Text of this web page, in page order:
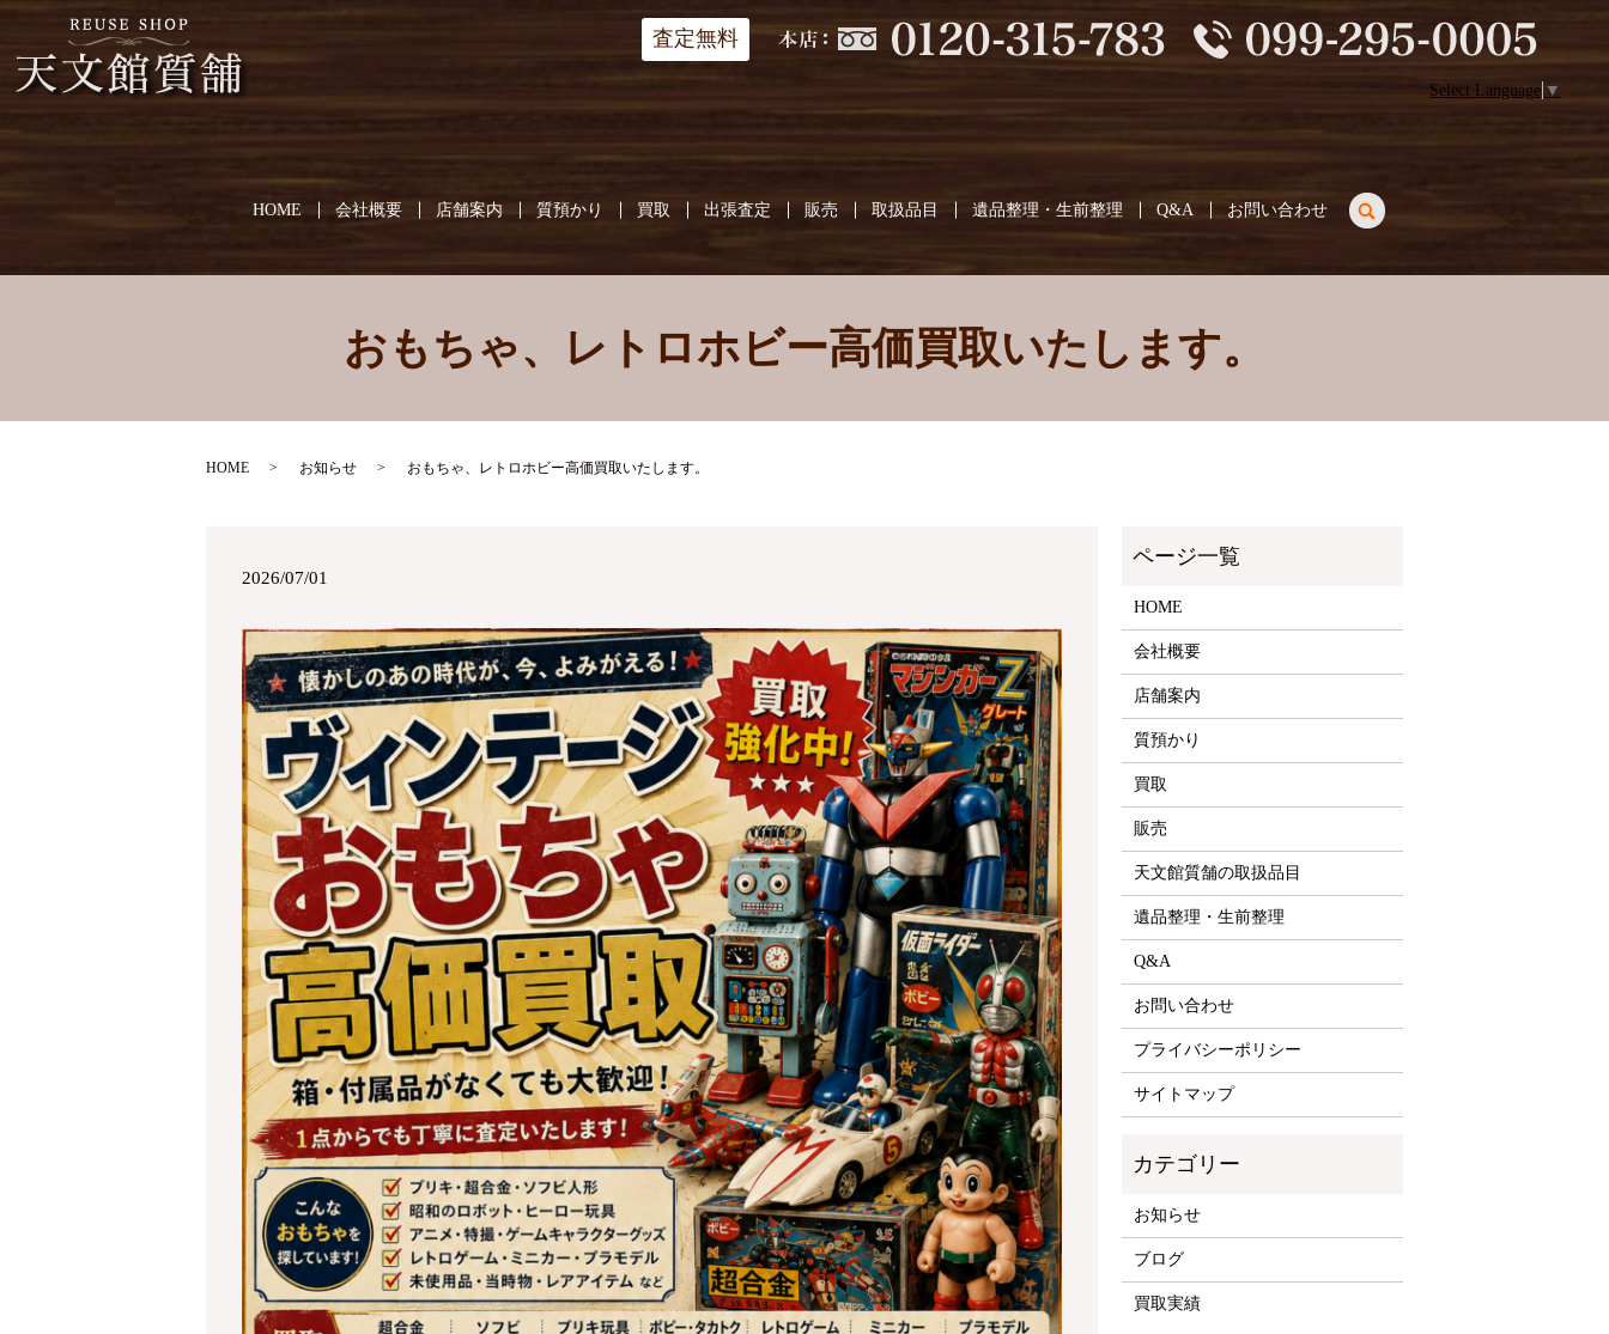
HOME 会社概要 店舗案内 質預かり 買取 出張査定 販売 取扱品目 遺品整理・生前整理 Q&A お問い合わせ search
査定無料
Select Language ▼
おもちゃ、レトロホビー高価買取いたします。
HOME お知らせ おもちゃ、レトロホビー高価買取いたします。
2026/07/01
HOME
会社概要
店舗案内
質預かり
買取
販売
天文館質舗の取扱品目
遺品整理・生前整理
Q&A
お問い合わせ
プライバシーポリシー
サイトマップ
お知らせ
ブログ
買取実績